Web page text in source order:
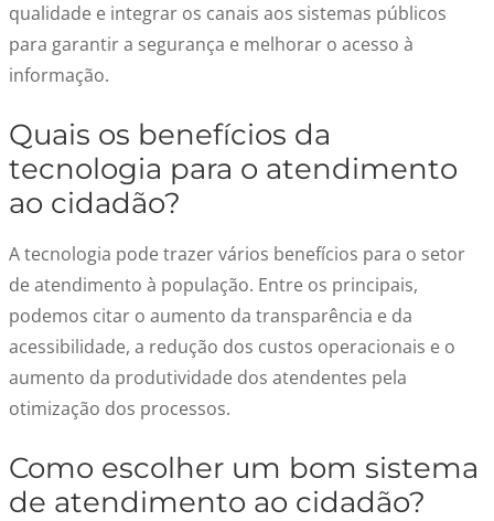
qualidade e integrar os canais aos sistemas públicos
para garantir a segurança e melhorar o acesso à
informação.
Quais os benefícios da
tecnologia para o atendimento
ao cidadão?
A tecnologia pode trazer vários benefícios para o setor
de atendimento à população. Entre os principais,
podemos citar o aumento da transparência e da
acessibilidade, a redução dos custos operacionais e o
aumento da produtividade dos atendentes pela
otimização dos processos.
Como escolher um bom sistema
de atendimento ao cidadão?